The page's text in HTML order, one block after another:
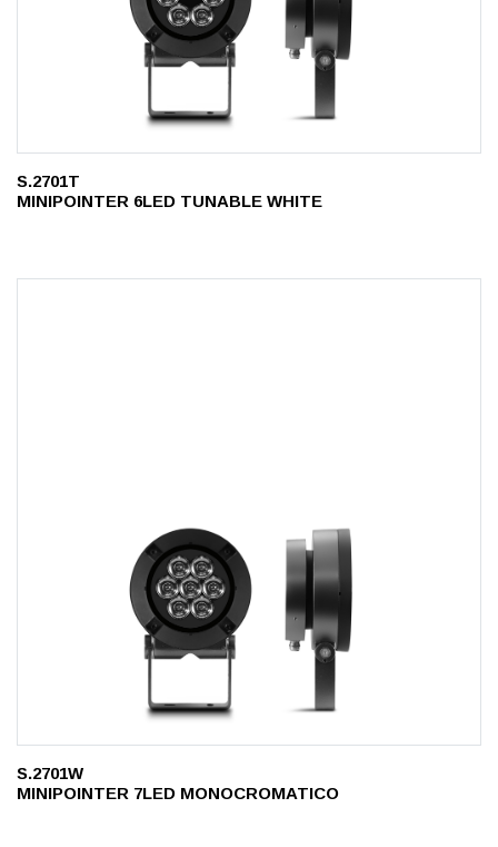
S.2701T
MINIPOINTER 6LED TUNABLE WHITE
S.2701W
MINIPOINTER 7LED MONOCROMATICO